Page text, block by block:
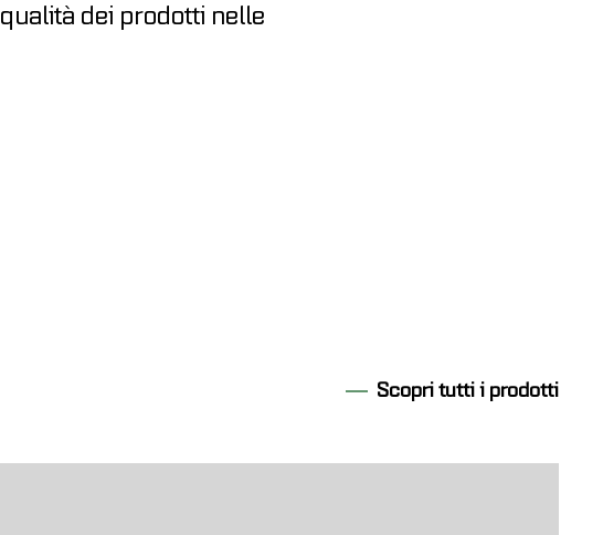
dei prodotti nelle
Scopri tutti i prodotti